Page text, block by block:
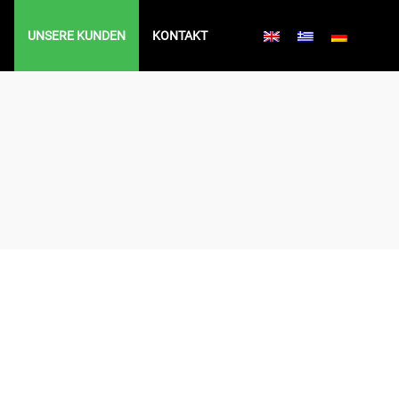
UNSERE KUNDEN KONTAKT